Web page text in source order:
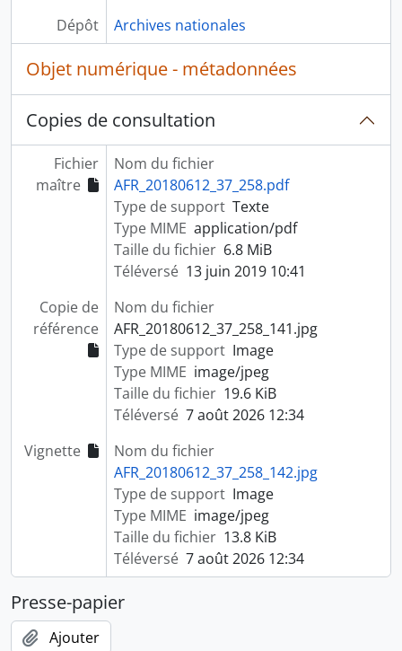
Dépôt
Archives nationales
Objet numérique - métadonnées
Copies de consultation
Fichier
maître
Nom du fichier
AFR_20180612_37_258.pdf
Type de support Texte
Type MIME application/pdf
Taille du fichier 6.8 MiB
Téléversé 13 juin 2019 10:41
Copie de
référence
Nom du fichier
AFR_20180612_37_258_141.jpg
Type de support Image
Type MIME image/jpeg
Taille du fichier 19.6 KiB
Téléversé 7 août 2026 12:34
Vignette
Nom du fichier
AFR_20180612_37_258_142.jpg
Type de support Image
Type MIME image/jpeg
Taille du fichier 13.8 KiB
Téléversé 7 août 2026 12:34
Presse-papier
Ajouter